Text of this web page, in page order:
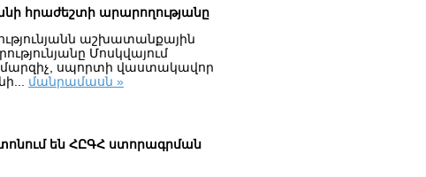
հրաժեշտի արարողությանը
աշխատանքային
Մոսկվայում
մարզիչ, սպորտի վաստակավոր
մանրամասն »
են ՀԸԳՀ ստորագրման